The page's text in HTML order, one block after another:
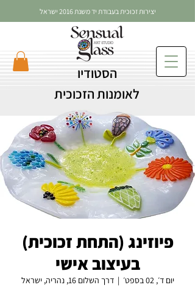
הסטודיו
לאומנות הזכוכית
יצירות זכוכית בעבודת יד משנת 2016 ישראל
פיוזינג (התחת זכוכית)
בעיצוב אישי
יום ד׳, 02 בספט׳
  |
דרך השלום 16, נהריה, ישראל